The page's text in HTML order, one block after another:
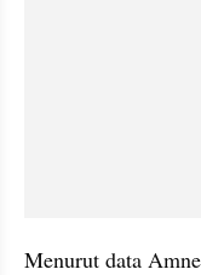
Menurut data